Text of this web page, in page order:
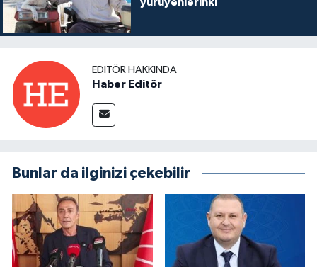
EDITÖR HAKKINDA
Haber Editör
Bunlar da ilginizi çekebilir